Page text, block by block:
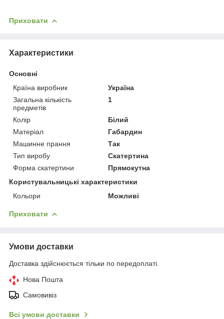
Приховати
Характеристики
Основні
Країна виробник
Україна
Загальна кількість
предметів
1
Колір
Білий
Матеріал
Габардин
Машинне прання
Так
Тип виробу
Скатертина
Форма скатертини
Прямокутна
Користувальницькі характеристики
Кольори
Можливі
Приховати
Умови доставки
Доставка здійснюється тільки по передоплаті.
Нова Пошта
Самовивіз
Всі умови доставки